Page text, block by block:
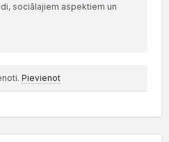
sociālajiem aspektiem un
Pievienot